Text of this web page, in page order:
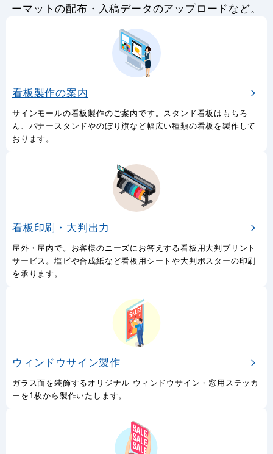
ーマットの配布・入稿データのアップロードなど。
看板製作の案内
サインモールの看板製作のご案内です。スタンド看板はもちろ
ん、バナースタンドやのぼり旗など幅広い種類の看板を製作して
おります。
看板印刷・大判出力
屋外・屋内で。お客様のニーズにお答えする看板用大判プリント
サービス。塩ビや合成紙など看板用シートや大判ポスターの印刷
を承ります。
ウィンドウサイン製作
ガラス面を装飾するオリジナル ウィンドウサイン・窓用ステッカ
ーを1枚から製作いたします。